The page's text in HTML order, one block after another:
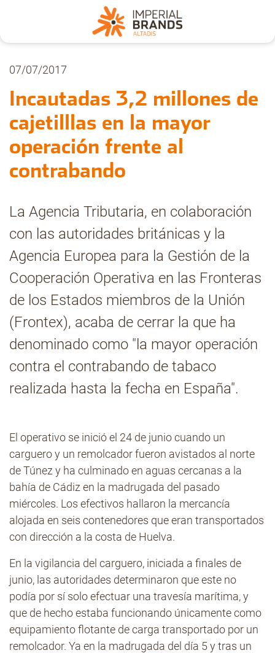
Nosotros
Secciones
Denuncia
Archivo
Estadísticas CMT
Contacto
07/07/2017
Incautadas 3,2 millones de
cajetilllas en la mayor
operación frente al
contrabando
La Agencia Tributaria, en colaboración
con las autoridades británicas y la
Agencia Europea para la Gestión de la
Cooperación Operativa en las Fronteras
de los Estados miembros de la Unión
(Frontex), acaba de cerrar la que ha
denominado como "la mayor operación
contra el contrabando de tabaco
realizada hasta la fecha en España".
El operativo se inició el 24 de junio cuando un
carguero y un remolcador fueron avistados al norte
de Túnez y ha culminado en aguas cercanas a la
bahía de Cádiz en la madrugada del pasado
miércoles. Los efectivos hallaron la mercancía
alojada en seis contenedores que eran transportados
con dirección a la costa de Huelva.
En la vigilancia del carguero, iniciada a finales de
junio, las autoridades determinaron que este no
podía por sí solo efectuar una travesía marítima, y
que de hecho estaba funcionando únicamente como
equipamiento flotante de carga transportado por un
remolcador. Ya en la madrugada del día 5 y tras un